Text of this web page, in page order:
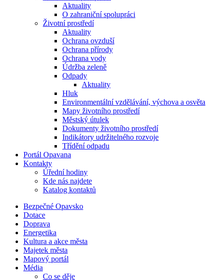
Aktuality
O zahraniční spolupráci
Životní prostředí
Aktuality
Ochrana ovzduší
Ochrana přírody
Ochrana vody
Údržba zeleně
Odpady
Aktuality
Hluk
Environmentální vzdělávání, výchova a osvěta
Mapy životního prostředí
Městský útulek
Dokumenty životního prostředí
Indikátory udržitelného rozvoje
Třídění odpadu
Portál Opavana
Kontakty
Úřední hodiny
Kde nás najdete
Katalog kontaktů
Bezpečné Opavsko
Dotace
Doprava
Energetika
Kultura a akce města
Majetek města
Mapový portál
Média
Co se děje